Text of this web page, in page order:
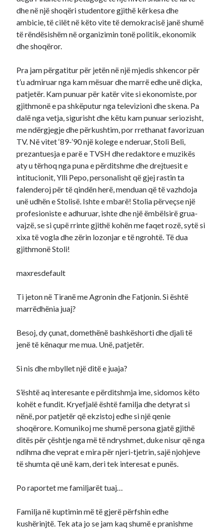
dhe në një shoqëri studentore gjithë kërkesa dhe
ambicie, të cilët në këto vite të demokracisë janë shumë
të rëndësishëm në organizimin tonë politik, ekonomik
dhe shoqëror.
Pra jam përgatitur për jetën në një mjedis shkencor për
t’u admiruar nga kam mësuar dhe marrë edhe unë diçka,
patjetër. Kam punuar për katër vite si ekonomiste, por
gjithmonë e pa shkëputur nga televizioni dhe skena. Pa
dalë nga vetja, sigurisht dhe këtu kam punuar seriozisht,
me ndërgjegje dhe përkushtim, por rrethanat favorizuan
TV. Në vitet ‘89-’90 një kolege e nderuar, Stoli Beli,
prezantuesja e parë e TVSH dhe redaktore e muzikës
aty u tërhoq nga puna e përditshme dhe drejtuesit e
intitucionit, Ylli Pepo, personalisht që gjej rastin ta
falenderoj për të qindën herë, menduan që të vazhdoja
unë udhën e Stolisë. Ishte e mbarë! Stolia përveçse një
profesioniste e adhuruar, ishte dhe një ëmbëlsirë grua-
vajzë, se si çupë rrinte gjithë kohën me faqet rozë, sytë si
xixa të vogla dhe zërin lozonjar e të ngrohtë. Të dua
gjithmonë Stoli!
maxresdefault
Ti jeton në Tiranë me Agronin dhe Fatjonin. Si është
marrëdhënia juaj?
Besoj, dy çunat, domethënë bashkëshorti dhe djali të
jenë të kënaqur me mua. Unë, patjetër.
Si nis dhe mbyllet një ditë e juaja?
S’është aq interesante e përditshmja ime, sidomos këto
kohët e fundit. Kryefjalë është familja dhe detyrat si
nënë, por patjetër që ekzistoj edhe si një qenie
shoqërore. Komunikoj me shumë persona gjatë gjithë
ditës për çështje nga më të ndryshmet, duke nisur që nga
ndihma dhe veprat e mira për njeri-tjetrin, sajë njohjeve
të shumta që unë kam, deri tek interesat e punës.
Po raportet me familjarët tuaj…
Familja në kuptimin më të gjerë përfshin edhe
kushërinjtë. Tek ata jo se jam kaq shumë e pranishme